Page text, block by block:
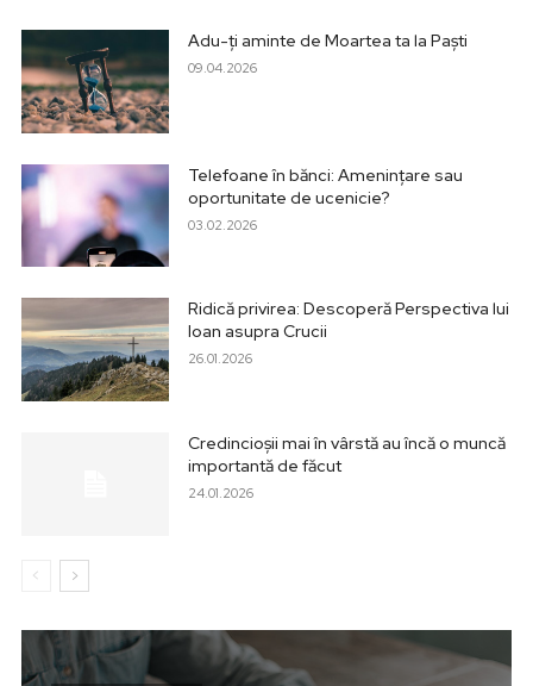
Adu-ți aminte de Moartea ta la Paști
09.04.2026
Telefoane în bănci: Amenințare sau
oportunitate de ucenicie?
03.02.2026
Ridică privirea: Descoperă Perspectiva lui
Ioan asupra Crucii
26.01.2026
Credincioșii mai în vârstă au încă o muncă
importantă de făcut
24.01.2026